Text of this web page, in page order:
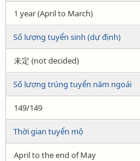
1 year (April to March)
Số lượng tuyển sinh (dự định)
未定 (not decided)
Số lượng trúng tuyển năm ngoái
149/149
Thời gian tuyển mộ
April to the end of May